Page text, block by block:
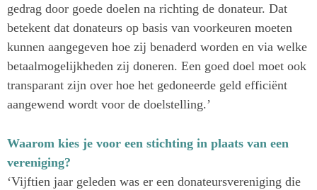
gedrag door goede doelen na richting de donateur. Dat
betekent dat donateurs op basis van voorkeuren moeten
kunnen aangegeven hoe zij benaderd worden en via welke
betaalmogelijkheden zij doneren. Een goed doel moet ook
transparant zijn over hoe het gedoneerde geld efficiënt
aangewend wordt voor de doelstelling.’
Waarom kies je voor een stichting in plaats van een
vereniging?
‘Vijftien jaar geleden was er een donateursvereniging die